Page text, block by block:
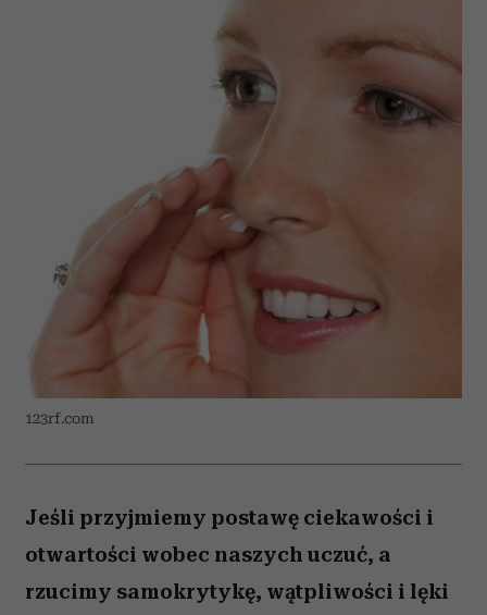
123rf.com
Jeśli przyjmiemy postawę ciekawości i
otwartości wobec naszych uczuć, a
rzucimy samokrytykę, wątpliwości i lęki